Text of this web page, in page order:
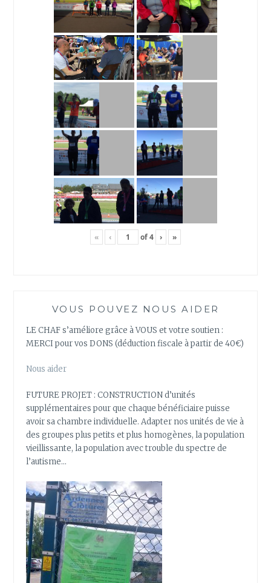
« ‹ of4 › »
VOUS POUVEZ NOUS AIDER
LE CHAF s’améliore grâce à VOUS et votre soutien :
MERCI pour vos DONS (déduction fiscale à partir de 40€)
Nous aider
FUTURE PROJET : CONSTRUCTION d’unités
supplémentaires pour que chaque bénéficiaire puisse
avoir sa chambre individuelle. Adapter nos unités de vie à
des groupes plus petits et plus homogènes, la population
vieillissante, la population avec trouble du spectre de
l’autisme…